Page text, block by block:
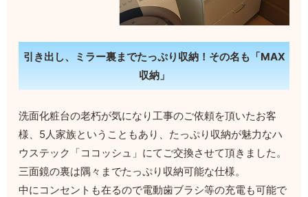
引き出し、ミラー裏までたっぷり収納！その名も「MAX
収納」
洗面化粧台の老朽が気になり工事のご依頼を頂いたお客
様、5人家族ということもあり、たっぷり収納が魅力なハ
ウステック「ココッシュ」にてご交換させて頂きました。
三面鏡の裏は隅々までたっぷり収納可能な仕様。
中にコンセントも在るので電動歯ブラシ等の充電も可能で